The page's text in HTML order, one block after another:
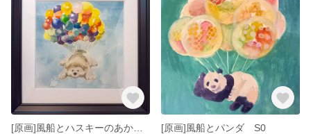
[原画]風船とパンダ S0